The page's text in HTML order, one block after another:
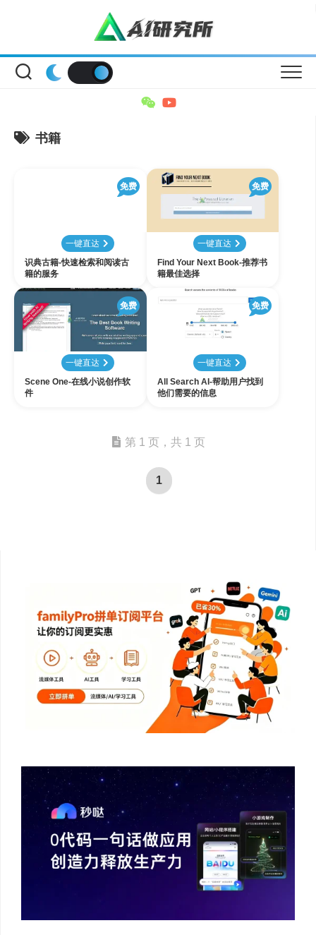
书籍
免费
一键直达
识典古籍-快速检索和阅读古
籍的服务
免费
一键直达
Find Your Next Book-推荐书
籍最佳选择
免费
一键直达
Scene One-在线小说创作软
件
免费
一键直达
All Search AI-帮助用户找到
他们需要的信息
第 1 页，共 1 页
1